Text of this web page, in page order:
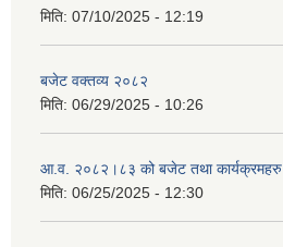
मिति: 07/10/2025 - 12:19
बजेट वक्तव्य २०८२
मिति: 06/29/2025 - 10:26
आ.व. २०८२।८३ को बजेट तथा कार्यक्रमहरु
मिति: 06/25/2025 - 12:30